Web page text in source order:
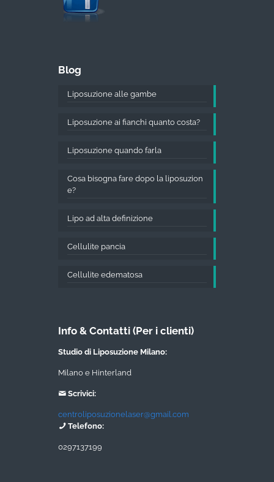
Blog
Liposuzione alle gambe
Liposuzione ai fianchi quanto costa?
Liposuzione quando farla
Cosa bisogna fare dopo la liposuzion
e?
Lipo ad alta definizione
Cellulite pancia
Cellulite edematosa
Info & Contatti (Per i clienti)
Studio di Liposuzione Milano:
Milano e Hinterland
Scrivici:
centroliposuzionelaser@gmail.com
Telefono:
0297137199